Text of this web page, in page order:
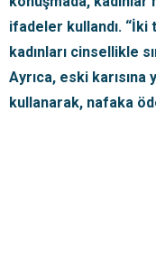
ifadeler kullandı.
kadınları cinsellikle
Ayrıca, eski karısına
kullanarak, nafaka